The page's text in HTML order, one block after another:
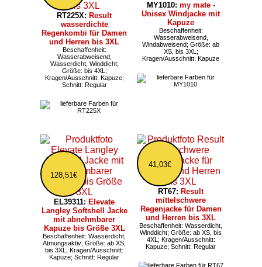
RT225X: Result
wasserdichte
Regenkombi für Damen
und Herren bis 3XL
Beschaffenheit:
Wasserabweisend,
Wasserdicht, Winddicht;
Größe: bis 4XL;
Kragen/Ausschnitt: Kapuze;
Schnitt: Regular
MY1010: my mate -
Unisex Windjacke mit
Kapuze
Beschaffenheit:
Wasserabweisend,
Windabweisend; Größe: ab
XS, bis 3XL;
Kragen/Ausschnitt: Kapuze
128,51€
EL39311: Elevate
Langley Softshell Jacke
mit abnehmbarer
Kapuze bis Größe 3XL
Beschaffenheit: Wasserdicht,
Atmungsaktiv; Größe: ab XS,
bis 3XL; Kragen/Ausschnitt:
Kapuze; Schnitt: Regular
41,03€
RT67: Result
mittelschwere
Regenjacke für Damen
und Herren bis 3XL
Beschaffenheit: Wasserdicht,
Winddicht; Größe: ab XS, bis
4XL; Kragen/Ausschnitt:
Kapuze; Schnitt: Regular